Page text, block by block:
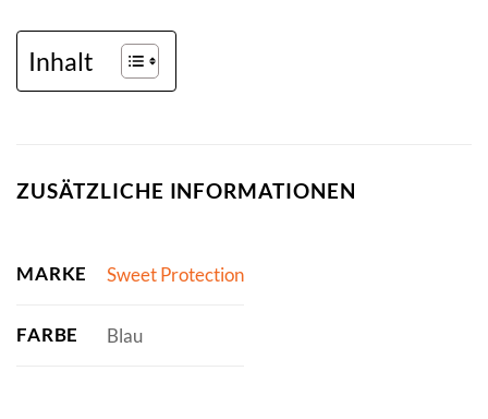
Inhalt
ZUSÄTZLICHE INFORMATIONEN
MARKE Sweet Protection
FARBE Blau